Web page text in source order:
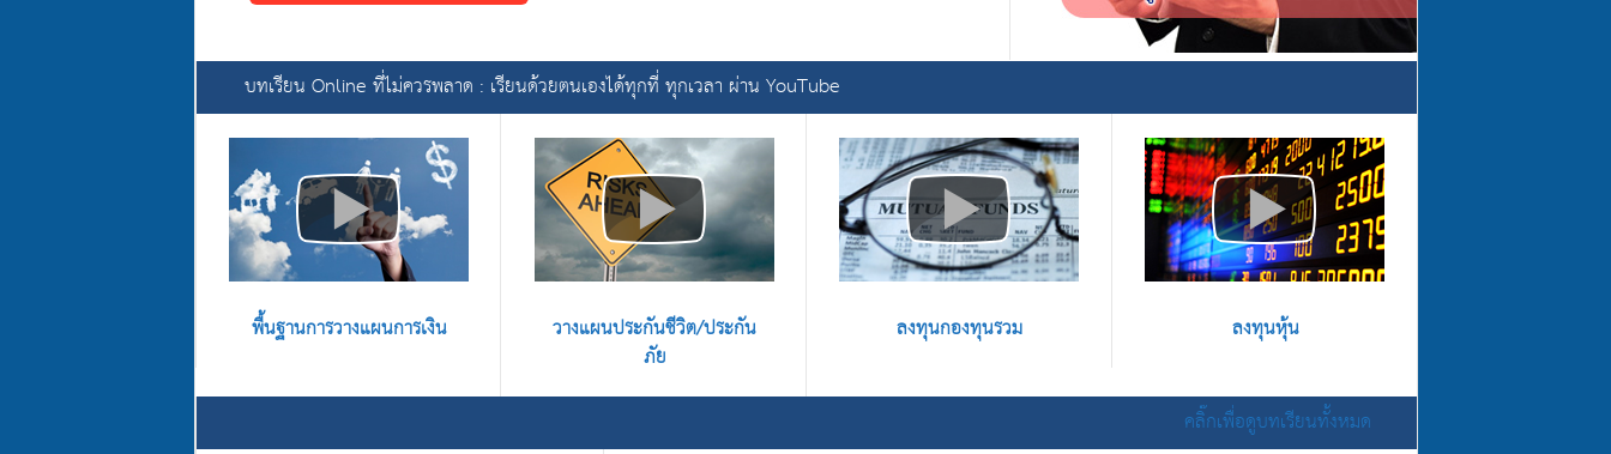
บทเรียน Online ที่ไม่ควรพลาด : เรียนด้วยตนเองได้ทุกที่ ทุกเวลา ผ่าน YouTube
พื้นฐานการวางแผนการเงิน
วางแผนประกันชีวิต/ประกัน
ภัย
ลงทุนกองทุนรวม ลงทุนหุ้น
คลิ๊กเพื่อดูบทเรียนทั้งหมด